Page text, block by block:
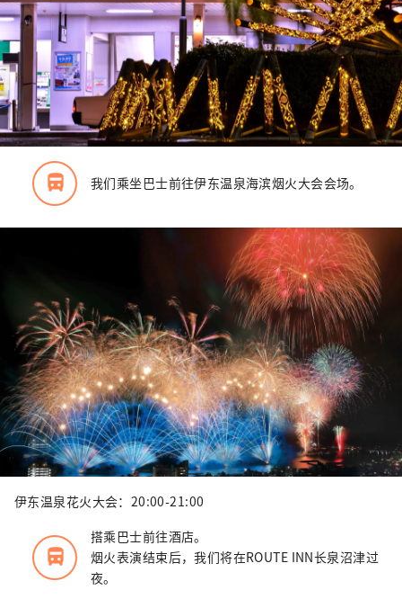
directions_bus_filled 我们乘坐巴士前往伊东温泉海滨烟火大会会场。
伊东温泉花火大会：20:00-21:00
directions_bus_filled
搭乘巴士前往酒店。
烟火表演结束后，我们将在ROUTE INN长泉沼津过
夜。